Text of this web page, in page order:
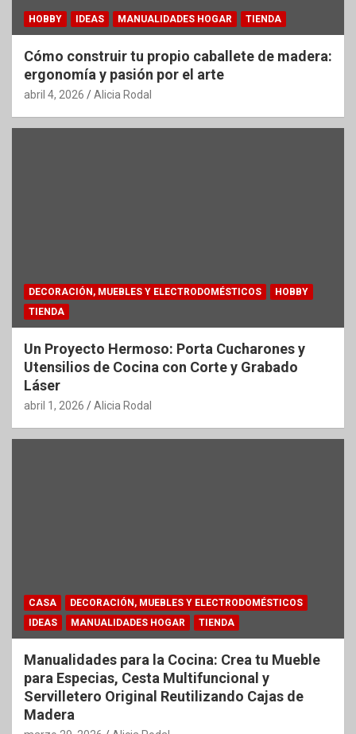
HOBBY IDEAS MANUALIDADES HOGAR TIENDA
Cómo construir tu propio caballete de madera:
ergonomía y pasión por el arte
abril 4, 2026 Alicia Rodal
DECORACIÓN, MUEBLES Y ELECTRODOMÉSTICOS
HOBBY
TIENDA
Un Proyecto Hermoso: Porta Cucharones y
Utensilios de Cocina con Corte y Grabado
Láser
abril 1, 2026 Alicia Rodal
CASA
DECORACIÓN, MUEBLES Y ELECTRODOMÉSTICOS
IDEAS
MANUALIDADES HOGAR TIENDA
Manualidades para la Cocina: Crea tu Mueble
para Especias, Cesta Multifuncional y
Servilletero Original Reutilizando Cajas de
Madera